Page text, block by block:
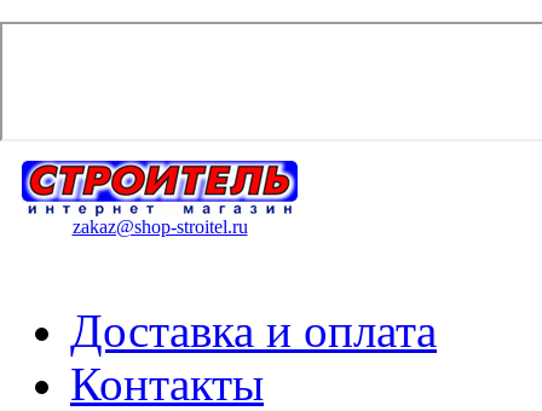
zakaz@shop-stroitel.ru
Доставка и оплата
Контакты